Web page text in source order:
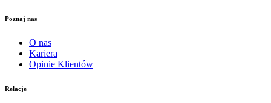
Poznaj nas
O nas
Kariera
Opinie Klientów
Relacje